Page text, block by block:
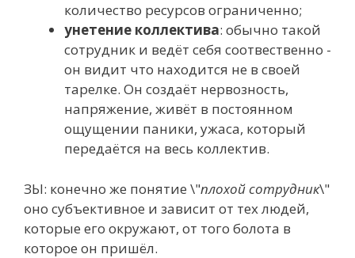
количество ресурсов ограниченно;
унетение коллектива: обычно такой
сотрудник и ведёт себя соотвественно -
он видит что находится не в своей
тарелке. Он создаёт нервозность,
напряжение, живёт в постоянном
ощущении паники, ужаса, который
передаётся на весь коллектив.
ЗЫ: конечно же понятие \"плохой сотрудник\"
оно субъективное и зависит от тех людей,
которые его окружают, от того болота в
которое он пришёл.